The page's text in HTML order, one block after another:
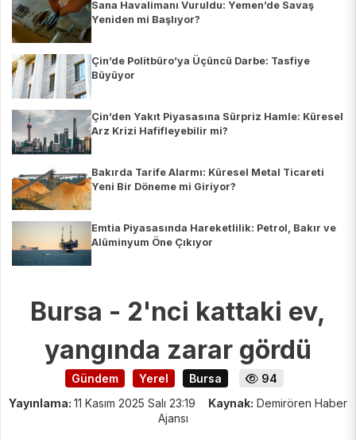
Sana Havalimanı Vuruldu: Yemen’de Savaş
Yeniden mi Başlıyor?
Çin’de Politbüro’ya Üçüncü Darbe: Tasfiye
Büyüyor
Çin’den Yakıt Piyasasına Sürpriz Hamle: Küresel
Arz Krizi Hafifleyebilir mi?
Bakırda Tarife Alarmı: Küresel Metal Ticareti
Yeni Bir Döneme mi Giriyor?
Emtia Piyasasında Hareketlilik: Petrol, Bakır ve
Alüminyum Öne Çıkıyor
Bursa - 2'nci kattaki ev,
yangında zarar gördü
Gündem Yerel Bursa
94
Yayınlama: 11 Kasım 2025 Salı 23:19 Kaynak: Demirören Haber
Ajansı